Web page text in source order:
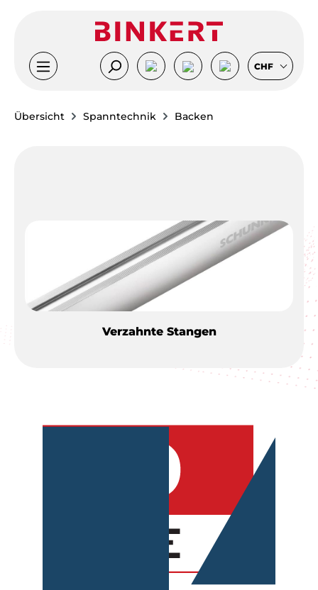
CHF
Übersicht Spanntechnik Backen
Verzahnte Stangen